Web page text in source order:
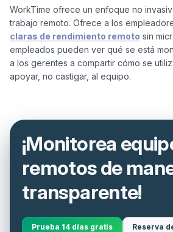
WorkTime ofrece un enfoque no
trabajo remoto. Ofrece a los
claras de rendimiento remoto sin
empleados pueden ver qué se está
a los gerentes a compartir cómo se
¡Monitorea
remotos de
transparente!
Prueba 14 días gratis Reserva